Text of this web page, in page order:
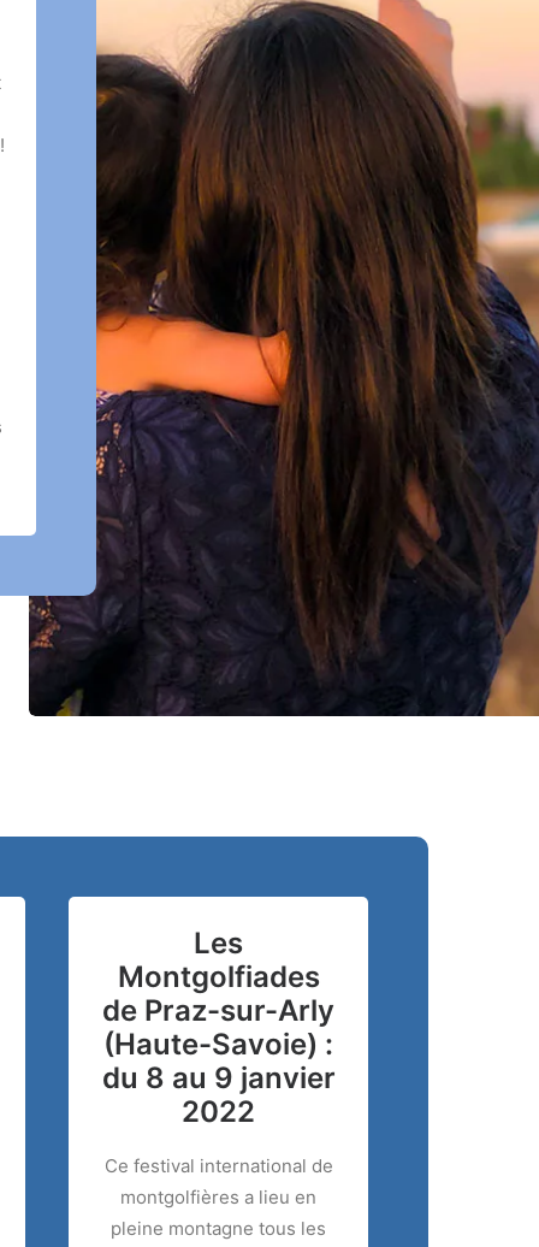
Les
Montgolfiades
de Praz-sur-Arly
(Haute-Savoie) :
du 8 au 9 janvier
2022
Ce festival international de
montgolfières a lieu en
pleine montagne tous les